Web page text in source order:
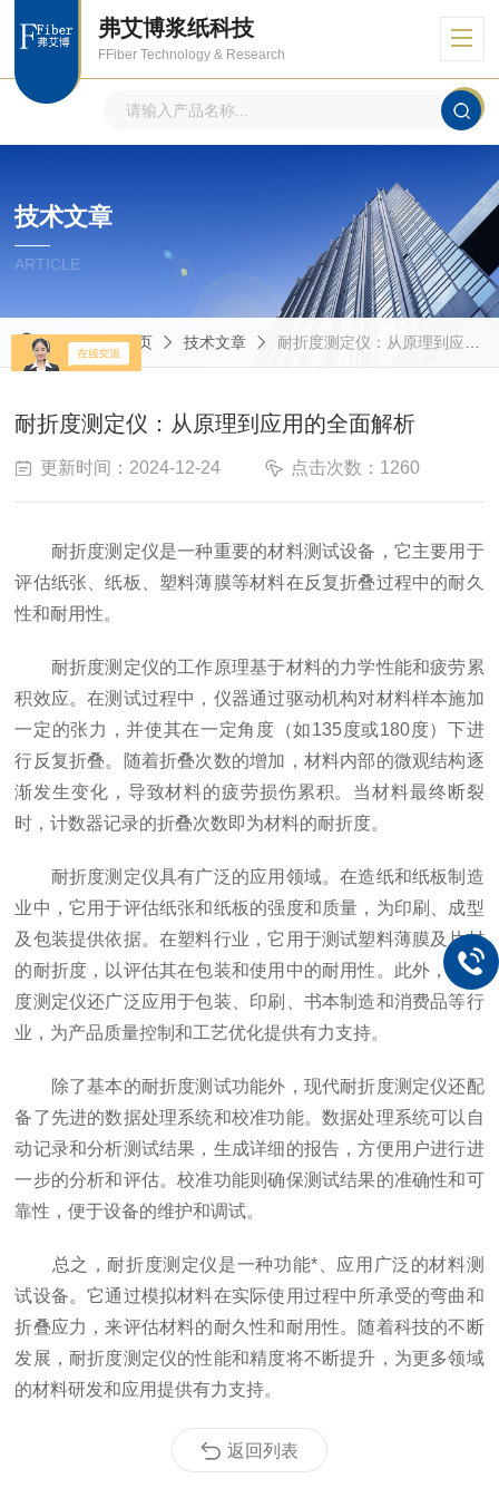
弗艾博浆纸科技
FFiber Technology & Research
技术文章
ARTICLE
当前位置：首页 技术文章 耐折度测定仪：从原理到应用的全面解析
耐折度测定仪：从原理到应用的全面解析
更新时间：2024-12-24 点击次数：1260
耐折度测定仪是一种重要的材料测试设备，它主要用于
评估纸张、纸板、塑料薄膜等材料在反复折叠过程中的耐久
性和耐用性。
耐折度测定仪的工作原理基于材料的力学性能和疲劳累
积效应。在测试过程中，仪器通过驱动机构对材料样本施加
一定的张力，并使其在一定角度（如135度或180度）下进
行反复折叠。随着折叠次数的增加，材料内部的微观结构逐
渐发生变化，导致材料的疲劳损伤累积。当材料最终断裂
时，计数器记录的折叠次数即为材料的耐折度。
耐折度测定仪具有广泛的应用领域。在造纸和纸板制造
业中，它用于评估纸张和纸板的强度和质量，为印刷、成型
及包装提供依据。在塑料行业，它用于测试塑料薄膜及片材
的耐折度，以评估其在包装和使用中的耐用性。此外，耐折
度测定仪还广泛应用于包装、印刷、书本制造和消费品等行
业，为产品质量控制和工艺优化提供有力支持。
除了基本的耐折度测试功能外，现代耐折度测定仪还配
备了先进的数据处理系统和校准功能。数据处理系统可以自
动记录和分析测试结果，生成详细的报告，方便用户进行进
一步的分析和评估。校准功能则确保测试结果的准确性和可
靠性，便于设备的维护和调试。
总之，耐折度测定仪是一种功能*、应用广泛的材料测
试设备。它通过模拟材料在实际使用过程中所承受的弯曲和
折叠应力，来评估材料的耐久性和耐用性。随着科技的不断
发展，耐折度测定仪的性能和精度将不断提升，为更多领域
的材料研发和应用提供有力支持。
返回列表